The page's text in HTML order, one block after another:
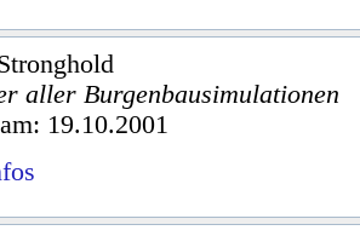
aller Burgenbausimulationen
19.10.2001